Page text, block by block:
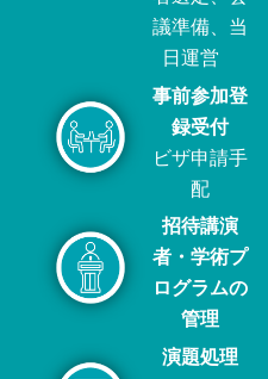
議準備、当
日運営
事前参加登
録受付
ビザ申請手
配
招待講演
者・学術プ
ログラムの
管理
演題処理